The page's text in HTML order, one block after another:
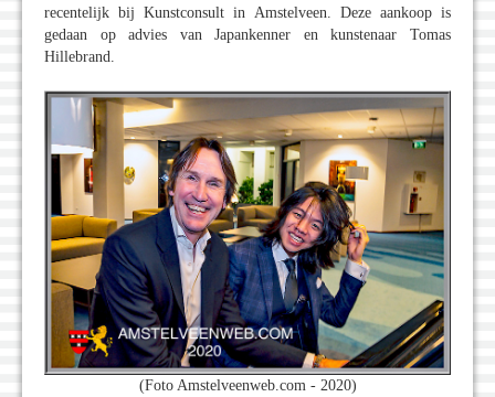
recentelijk bij Kunstconsult in Amstelveen. Deze aankoop is
gedaan op advies van Japankenner en kunstenaar Tomas
Hillebrand.
(Foto Amstelveenweb.com - 2020)